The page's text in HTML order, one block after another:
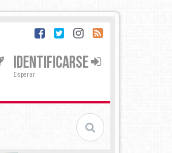
IDENTIFICARSE
Esperar